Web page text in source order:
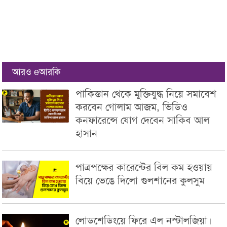
আরও eআরকি
পাকিস্তান থেকে মুক্তিযুদ্ধ নিয়ে সমাবেশ
করবেন গোলাম আজম, ভিডিও
কনফারেন্সে যোগ দেবেন সাকিব আল
হাসান
পাত্রপক্ষের কারেন্টের বিল কম হওয়ায়
বিয়ে ভেঙে দিলো গুলশানের কুলসুম
লোডশেডিংয়ে ফিরে এল নস্টালজিয়া।